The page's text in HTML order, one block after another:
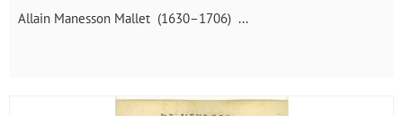
Allain Manesson Mallet (1630–1706) ...